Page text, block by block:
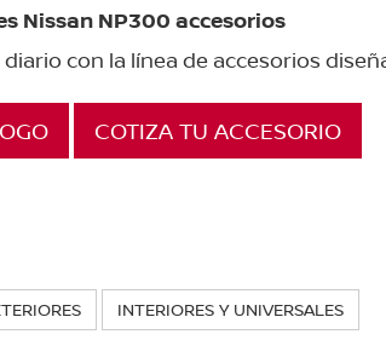
Nissan NP300 accesorios
con la línea de accesorios
COTIZA TU ACCESORIO
INTERIORES Y UNIVERSALES